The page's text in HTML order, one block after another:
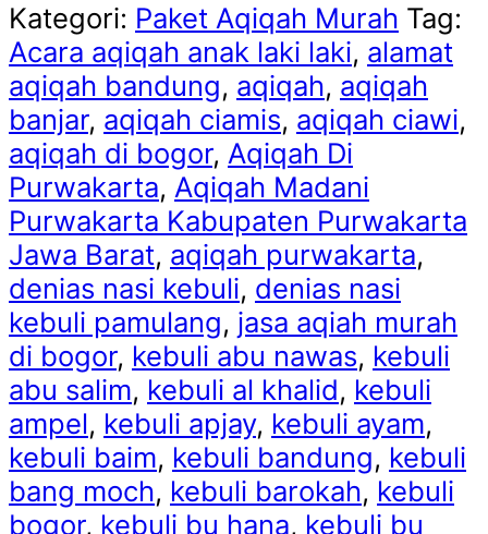
Kategori: Paket Aqiqah Murah Tag:
Acara aqiqah anak laki laki, alamat
aqiqah bandung, aqiqah, aqiqah
banjar, aqiqah ciamis, aqiqah ciawi,
aqiqah di bogor, Aqiqah Di
Purwakarta, Aqiqah Madani
Purwakarta Kabupaten Purwakarta
Jawa Barat, aqiqah purwakarta,
denias nasi kebuli, denias nasi
kebuli pamulang, jasa aqiah murah
di bogor, kebuli abu nawas, kebuli
abu salim, kebuli al khalid, kebuli
ampel, kebuli apjay, kebuli ayam,
kebuli baim, kebuli bandung, kebuli
bang moch, kebuli barokah, kebuli
bogor, kebuli bu hana, kebuli bu